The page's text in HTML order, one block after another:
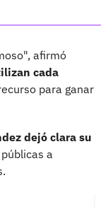
afirmó
cada
para ganar
dejó clara su
a